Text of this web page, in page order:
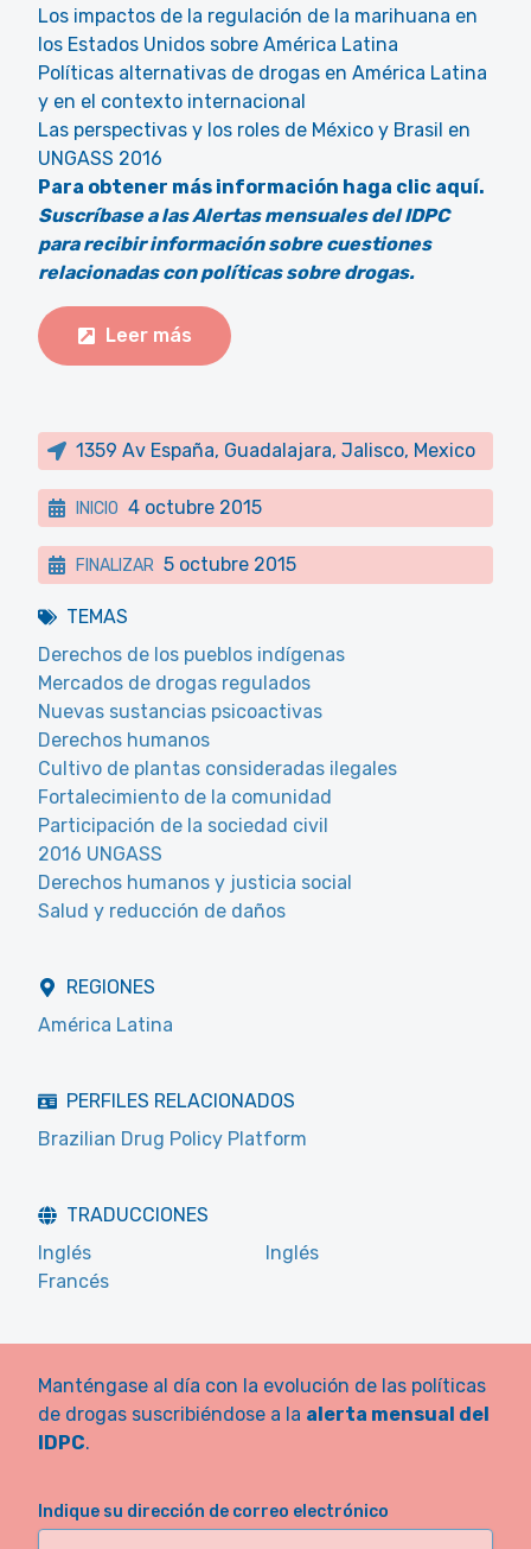
Los impactos de la regulación de la marihuana en
los Estados Unidos sobre América Latina
Políticas alternativas de drogas en América Latina
y en el contexto internacional
Las perspectivas y los roles de México y Brasil en
UNGASS 2016
Para obtener más información haga clic aquí.
Suscríbase a las Alertas mensuales del IDPC
para recibir información sobre cuestiones
relacionadas con políticas sobre drogas.
Leer más
1359 Av España, Guadalajara, Jalisco, Mexico
INICIO 4 octubre 2015
FINALIZAR 5 octubre 2015
TEMAS
Derechos de los pueblos indígenas
Mercados de drogas regulados
Nuevas sustancias psicoactivas
Derechos humanos
Cultivo de plantas consideradas ilegales
Fortalecimiento de la comunidad
Participación de la sociedad civil
2016 UNGASS
Derechos humanos y justicia social
Salud y reducción de daños
REGIONES
América Latina
PERFILES RELACIONADOS
Brazilian Drug Policy Platform
TRADUCCIONES
Inglés
Inglés
Francés
Manténgase al día con la evolución de las políticas
de drogas suscribiéndose a la alerta mensual del
IDPC.
Indique su dirección de correo electrónico